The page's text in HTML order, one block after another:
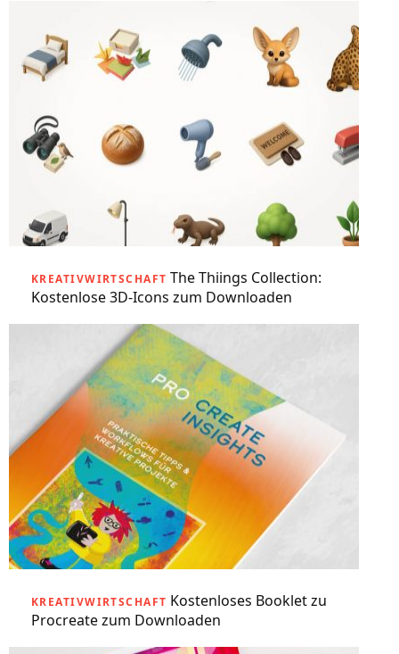
KREATIVWIRTSCHAFT The Thiings Collection:
Kostenlose 3D-Icons zum Downloaden
KREATIVWIRTSCHAFT Kostenloses Booklet zu
Procreate zum Downloaden